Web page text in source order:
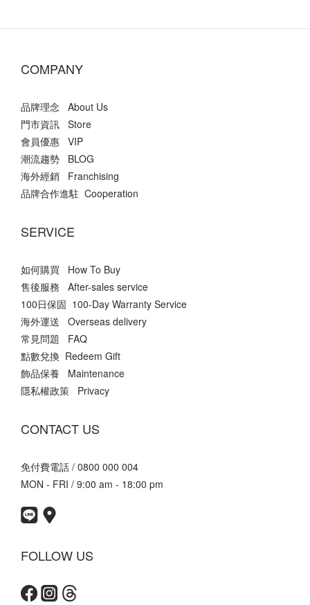
COMPANY
品牌理念 About Us
門市資訊 Store
會員優惠 VIP
潮流趨勢 BLOG
海外經銷 Franchising
品牌合作進駐 Cooperation
SERVICE
如何購買 How To Buy
售後服務 After-sales service
100日保固 100-Day Warranty Service
海外運送 Overseas delivery
常見問題 FAQ
點數兌換 Redeem Gift
飾品保養 Maintenance
隱私權政策 Privacy
CONTACT US
免付費電話 / 0800 000 004
MON - FRI / 9:00 am - 18:00 pm
FOLLOW US